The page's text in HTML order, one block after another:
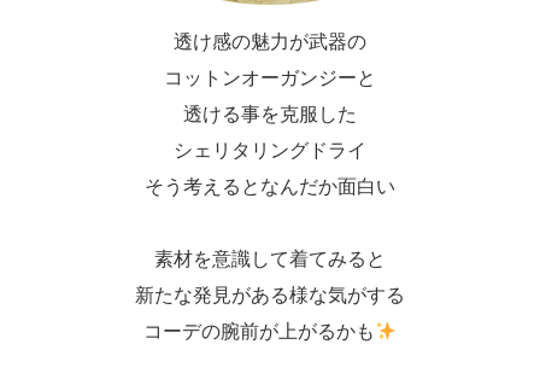
透け感の魅力が武器の
コットンオーガンジーと
透ける事を克服した
シェリタリングドライ
そう考えるとなんだか面白い
素材を意識して着てみると
新たな発見がある様な気がする
コーデの腕前が上がるかも